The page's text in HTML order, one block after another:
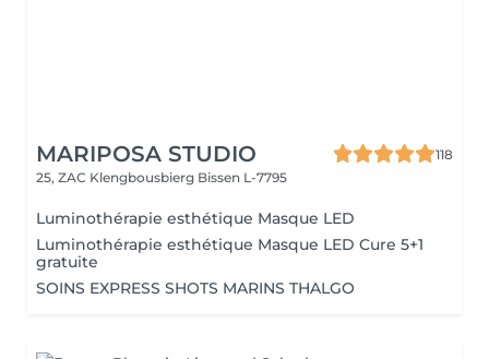
MARIPOSA STUDIO
118
25, ZAC Klengbousbierg Bissen L-7795
Luminothérapie esthétique Masque LED
Luminothérapie esthétique Masque LED Cure 5+1
gratuite
SOINS EXPRESS SHOTS MARINS THALGO